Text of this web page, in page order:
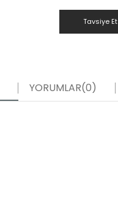
Tavsiye Et
YORUMLAR(0)